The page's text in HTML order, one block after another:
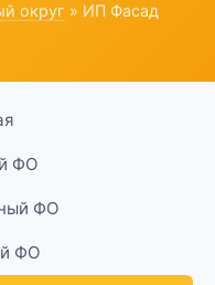
округ » ИП Фасад
ФО
ФО
ФО